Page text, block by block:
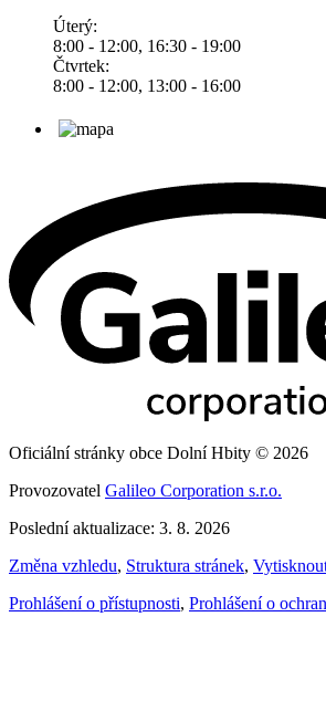
Úterý:
8:00 - 12:00, 16:30 - 19:00
Čtvrtek:
8:00 - 12:00, 13:00 - 16:00
Oficiální stránky obce Dolní Hbity © 2026
Provozovatel Galileo Corporation s.r.o.
Poslední aktualizace: 3. 8. 2026
Změna vzhledu, Struktura stránek,
Prohlášení o přístupnosti, Prohlášení o